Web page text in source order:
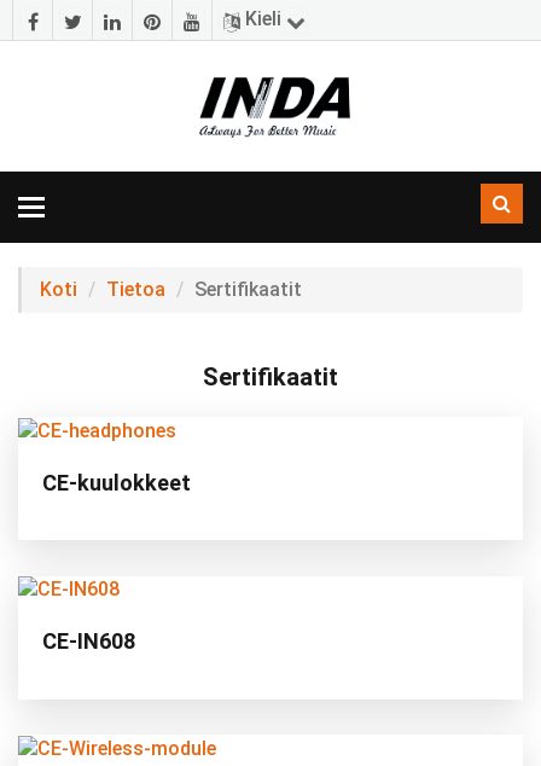
Kieli
Navigoinnin
Koti Tietoa Sertifikaatit
Sertifikaatit
CE-kuulokkeet
CE-IN608